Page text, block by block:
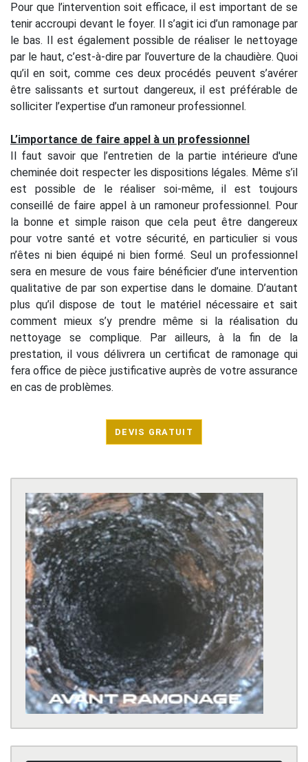
Pour que l’intervention soit efficace, il est important de se
tenir accroupi devant le foyer. Il s’agit ici d’un ramonage par
le bas. Il est également possible de réaliser le nettoyage
par le haut, c’est-à-dire par l’ouverture de la chaudière. Quoi
qu’il en soit, comme ces deux procédés peuvent s’avérer
être salissants et surtout dangereux, il est préférable de
solliciter l’expertise d’un ramoneur professionnel.
L’importance de faire appel à un professionnel
Il faut savoir que l’entretien de la partie intérieure d'une
cheminée doit respecter les dispositions légales. Même s’il
est possible de le réaliser soi-même, il est toujours
conseillé de faire appel à un ramoneur professionnel. Pour
la bonne et simple raison que cela peut être dangereux
pour votre santé et votre sécurité, en particulier si vous
n’êtes ni bien équipé ni bien formé. Seul un professionnel
sera en mesure de vous faire bénéficier d’une intervention
qualitative de par son expertise dans le domaine. D’autant
plus qu’il dispose de tout le matériel nécessaire et sait
comment mieux s’y prendre même si la réalisation du
nettoyage se complique. Par ailleurs, à la fin de la
prestation, il vous délivrera un certificat de ramonage qui
fera office de pièce justificative auprès de votre assurance
en cas de problèmes.
DEVIS GRATUIT